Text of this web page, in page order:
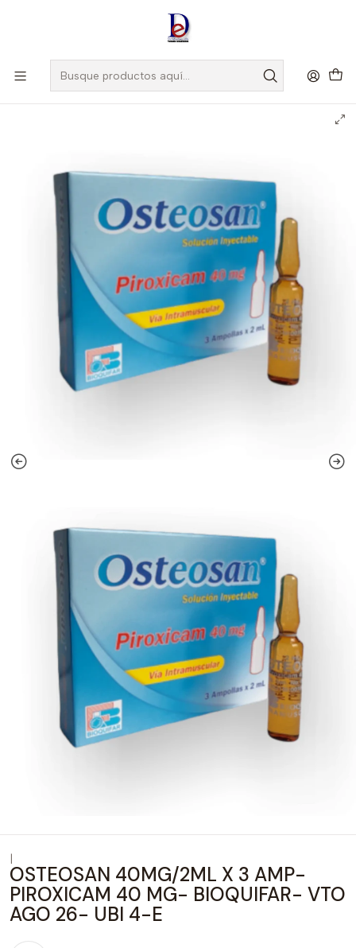
, Si eres nuevo regístrate
OSTEOSAN 40MG/2ML X 3 AMP- PIROXICAM 40 MG-
BIOQUIFAR- VTO AGO 26- UBI 4-E
OSTEOSAN 40MG/2ML X 3 AMP-
PIROXICAM 40 MG- BIOQUIFAR- VTO
AGO 26- UBI 4-E